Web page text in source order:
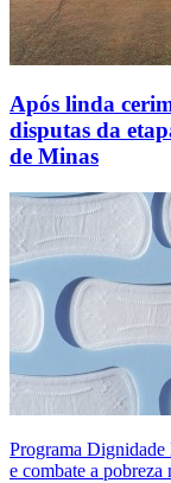
Após linda
disputas da
de Minas
Programa Dignidade
e combate a pobreza